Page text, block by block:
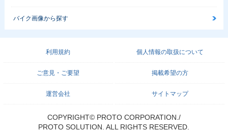
バイク画像から探す
利用規約 個人情報の取扱について
ご意見・ご要望 掲載希望の方
運営会社 サイトマップ
COPYRIGHT© PROTO CORPORATION./
PROTO SOLUTION. ALL RIGHTS RESERVED.